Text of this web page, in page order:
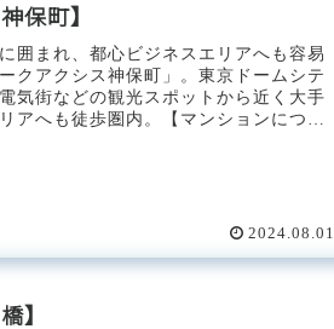
保町】
囲まれ、都心ビジネスエリアへも容易
クアクシス神保町」。東京ドームシテ
気街などの観光スポットから近く大手
アへも徒歩圏内。【マンションについ
2024.08.01
】